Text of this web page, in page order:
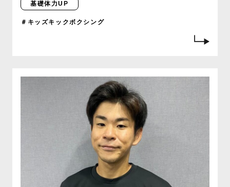
基礎体力UP
＃キッズキックボクシング